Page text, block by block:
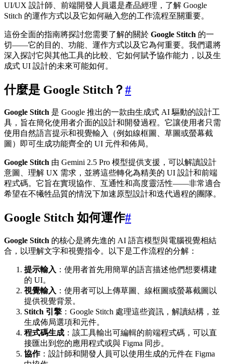
UI/UX 設計師、前端開發人員還是產品經理，了解 Google
Stitch 的運作方式以及它如何融入您的工作流程至關重要。
這份全面的指南將探討您需要了解的關於 Google Stitch 的一
切——它的目的、功能、運作方式以及它為何重要。我們還將
深入探討它與其他工具的比較、它如何賦予協作能力，以及生
成式 UI 設計的未來可能如何。
什麼是 Google Stitch？#
Google Stitch 是 Google 推出的一款由生成式 AI 驅動的設計工
具，旨在簡化使用者介面的設計和開發過程。它讓使用者只需
使用自然語言提示和視覺輸入（例如線框圖、草圖或螢幕截
圖）即可生成功能齊全的 UI 元件和佈局。
Google Stitch 由 Gemini 2.5 Pro 模型提供支援，可以解讀設計
意圖、理解 UX 需求，並將這些轉化為精美的 UI 設計和前端
程式碼。它旨在實現協作、互通性和高度靈活性——非常適合
希望在不犧牲品質的情況下加速原型設計和迭代過程的團隊。
Google Stitch 如何運作#
Google Stitch 的核心是將先進的 AI 語言模型與電腦視覺相結
合，以理解文字和視覺指令。以下是工作流程的分解：
提示輸入 ：使用者首先用簡單的語言描述他們想要構建
的 UI。
視覺輸入 ：使用者可以上傳草圖、線框圖或螢幕截圖以
提供視覺背景。
Stitch 引擎 ：Google Stitch 處理這些資訊，解讀結構，並
生成佈局選項和元件。
程式碼生成 ：該工具輸出可編輯的前端程式碼，可以直
接匯出到您的應用程式或與 Figma 同步。
協作：設計師和開發人員可以使用生成的元件在 Figma